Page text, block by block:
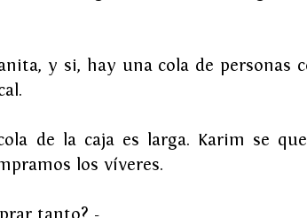
y si, hay una cola de personas
de la caja es larga. Karim se
los víveres.
tanto? -